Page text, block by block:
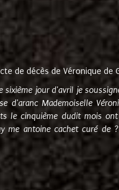
de décès de Véronique de
jour d'avril je
d'aranc Mademoiselle
le cinquième dudit mois
me antoine cachet curé de